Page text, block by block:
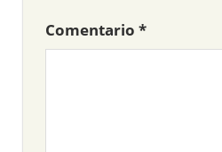
Comentario *